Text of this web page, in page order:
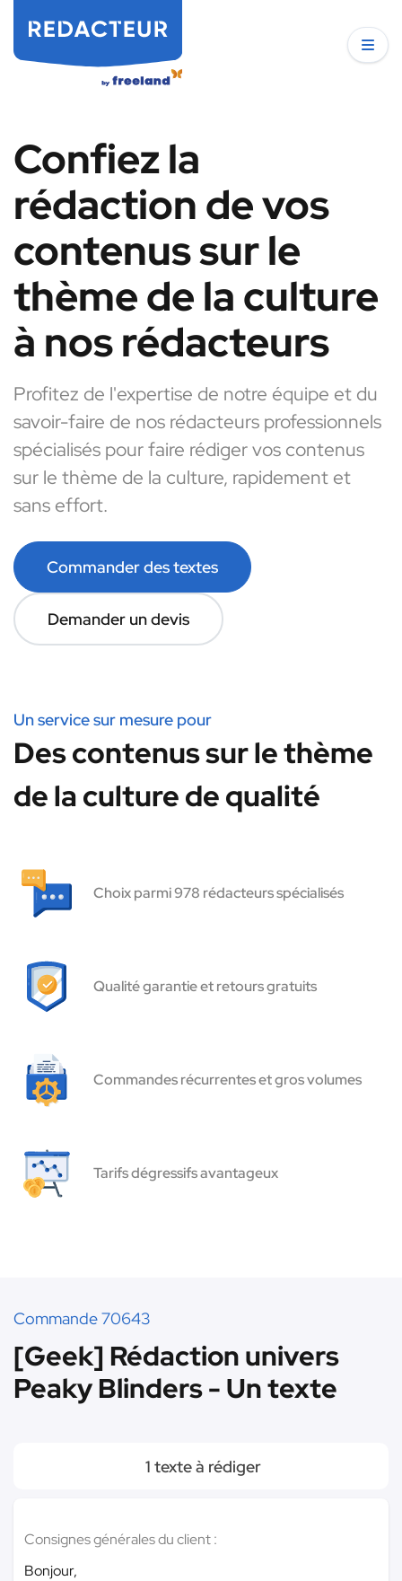
Confiez la
rédaction de vos
contenus sur le
thème de la culture
à nos rédacteurs
Profitez de l'expertise de notre équipe et du
savoir-faire de nos rédacteurs professionnels
spécialisés pour faire rédiger vos contenus
sur le thème de la culture, rapidement et
sans effort.
Commander des textes
Demander un devis
Un service sur mesure pour
Des contenus sur le thème
de la culture de qualité
Choix parmi 978 rédacteurs spécialisés
Qualité garantie et retours gratuits
Commandes récurrentes et gros volumes
Tarifs dégressifs avantageux
Commande 70643
[Geek] Rédaction univers
Peaky Blinders - Un texte
1 texte à rédiger
Consignes générales du client :
Bonjour,